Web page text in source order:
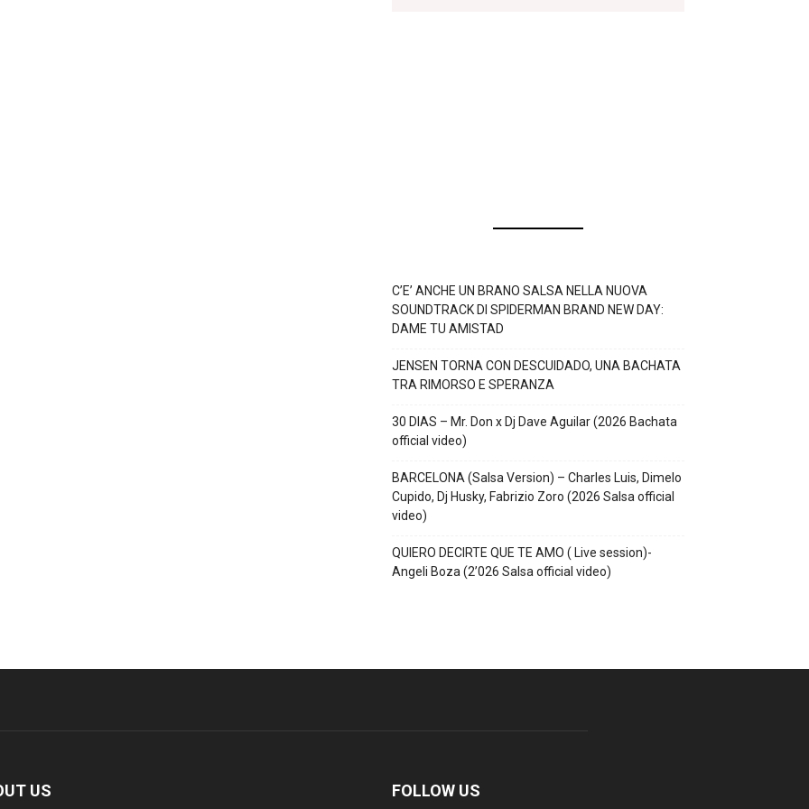
C’E’ ANCHE UN BRANO SALSA NELLA NUOVA
SOUNDTRACK DI SPIDERMAN BRAND NEW DAY:
DAME TU AMISTAD
JENSEN TORNA CON DESCUIDADO, UNA BACHATA
TRA RIMORSO E SPERANZA
30 DIAS – Mr. Don x Dj Dave Aguilar (2026 Bachata
official video)
BARCELONA (Salsa Version) – Charles Luis, Dimelo
Cupido, Dj Husky, Fabrizio Zoro (2026 Salsa official
video)
QUIERO DECIRTE QUE TE AMO ( Live session)-
Angeli Boza (2’026 Salsa official video)
US FOLLOW US